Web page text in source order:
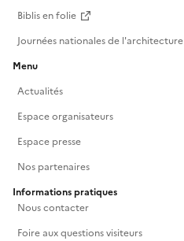
Biblis en folie
Journées nationales de l'architecture
Menu
Actualités
Espace organisateurs
Espace presse
Nos partenaires
Informations pratiques
Nous contacter
Foire aux questions visiteurs